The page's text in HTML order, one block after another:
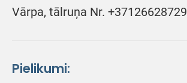
Vārpa, tālruņa Nr. +37126628729
Pielikumi: